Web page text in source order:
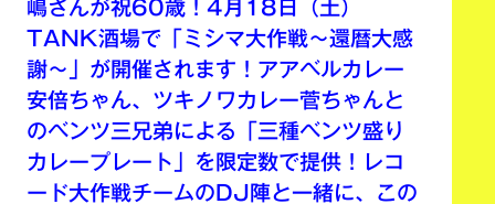
嶋さんが祝60歳！4月18日（土）
TANK酒場で「ミシマ大作戦～還暦大感
謝～」が開催されます！アアベルカレー
安倍ちゃん、ツキノワカレー菅ちゃんと
のベンツ三兄弟による「三種ベンツ盛り
カレープレート」を限定数で提供！レコ
ード大作戦チームのDJ陣と一緒に、この